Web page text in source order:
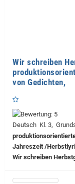
Wir schreiben
von Gedichten,
Deutsch Kl. 3,
Jahreszeit /
Wir schreiben